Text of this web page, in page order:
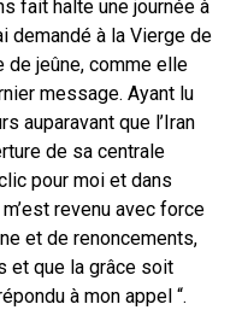
fait halte une journée à
demandé à la Vierge de
de jeûne, comme elle
message. Ayant lu
auparavant que l’Iran
de sa centrale
pour moi et dans
revenu avec force
et de renoncements,
et que la grâce soit
à mon appel “.